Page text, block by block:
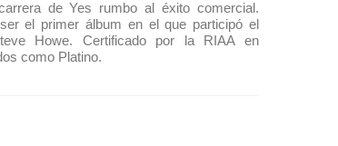
de Yes rumbo al éxito comercial.
el primer álbum en el que participó el
Howe. Certificado por la RIAA en
como Platino.